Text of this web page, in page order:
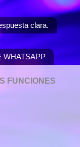
clara.
WHATSAPP
FUNCIONES